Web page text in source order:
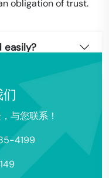
obligation of trust.
easily?
Plan using
与您联系！
4199